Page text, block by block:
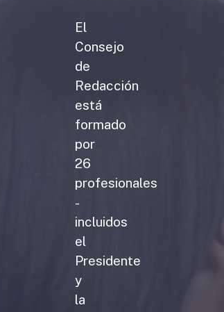
El
Consejo
de
Redacción
está
formado
por
26
profesionales
-
incluidos
el
Presidente
y
la